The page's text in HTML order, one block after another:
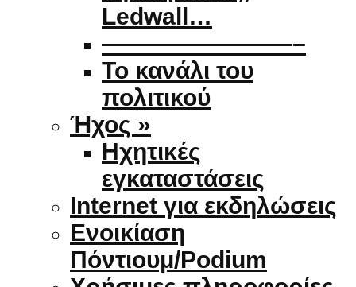
Ledwall…
————————–
Το κανάλι του
πολιτικού
Ήχος »
Ηχητικές
εγκαταστάσεις
Internet για εκδηλώσεις
Ενοικίαση
Πόντιουμ/Podium